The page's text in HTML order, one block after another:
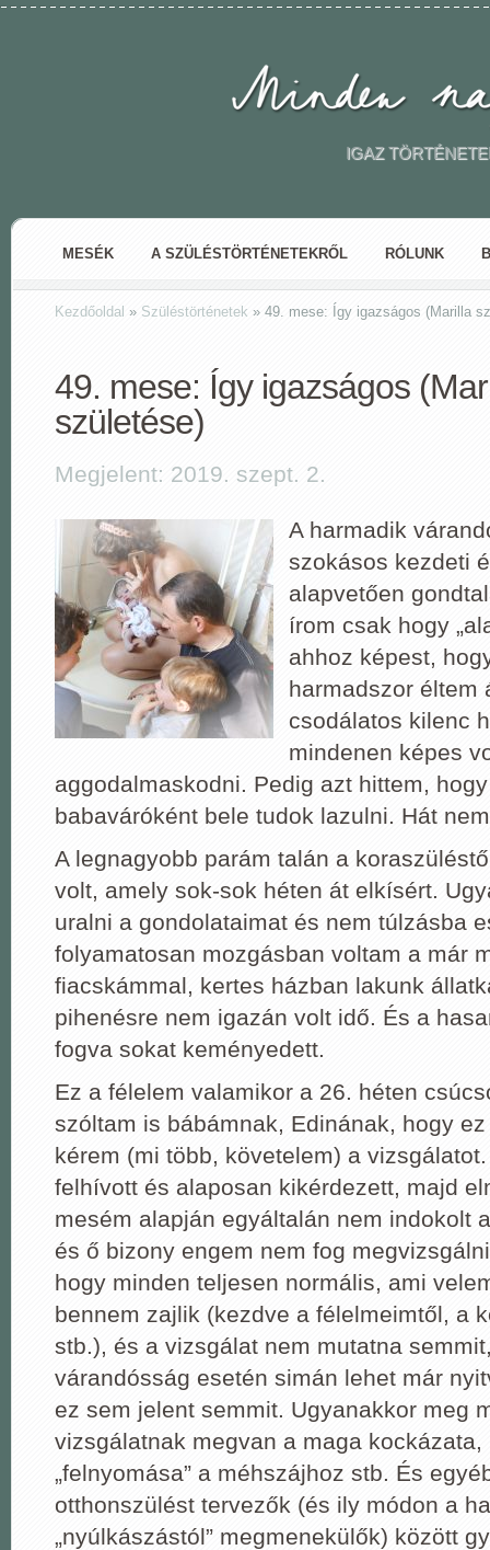
IGAZ
MESÉK A SZÜLÉSTÖRTÉNETEKRŐL RÓLUNK
Kezdőoldal » Szüléstörténetek » 49. mese: Így igazságos (Marilla
49. mese: Így igazságos
születése)
Megjelent: 2019. szept. 2.
A harmadik
szokásos kezdeti
alapvetően
írom csak hogy
ahhoz képest,
harmadszor éltem
csodálatos kilenc
mindenen képes
aggodalmaskodni. Pedig azt hittem, hogy
babaváróként bele tudok lazulni. Hát
A legnagyobb parám talán a
volt, amely sok-sok héten át elkísért.
uralni a gondolataimat és nem túlzásba
folyamatosan mozgásban voltam a már
fiacskámmal, kertes házban lakunk
pihenésre nem igazán volt idő. És a
fogva sokat keményedett.
Ez a félelem valamikor a 26. héten
szóltam is bábámnak, Edinának, hogy
kérem (mi több, követelem) a
felhívott és alaposan kikérdezett, majd
mesém alapján egyáltalán nem indokolt
és ő bizony engem nem fog
hogy minden teljesen normális, ami
bennem zajlik (kezdve a félelmeimtől, a
stb.), és a vizsgálat nem mutatna
várandósság esetén simán lehet már
ez sem jelent semmit. Ugyanakkor meg
vizsgálatnak megvan a maga kockázata,
„felnyomása” a méhszájhoz stb. És
otthonszülést tervezők (és ily módon a
„nyúlkászástól” megmenekülők) között